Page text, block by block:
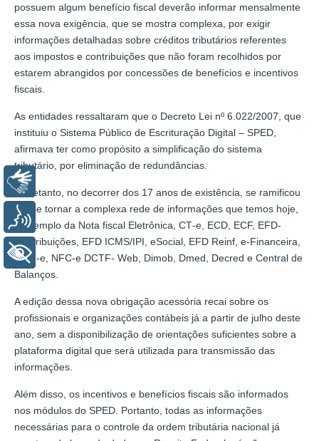
possuem algum benefício fiscal deverão informar mensalmente
essa nova exigência, que se mostra complexa, por exigir
informações detalhadas sobre créditos tributários referentes
aos impostos e contribuições que não foram recolhidos por
estarem abrangidos por concessões de benefícios e incentivos
fiscais.
As entidades ressaltaram que o Decreto Lei nº 6.022/2007, que
instituiu o Sistema Público de Escrituração Digital – SPED,
afirmava ter como propósito a simplificação do sistema
tributário, por eliminação de redundâncias.
Entretanto, no decorrer dos 17 anos de existência, se ramificou
até se tornar a complexa rede de informações que temos hoje,
a exemplo da Nota fiscal Eletrônica, CT‐e, ECD, ECF, EFD‐
Contribuições, EFD ICMS/IPI, eSocial, EFD Reinf, e‐Financeira,
MDF‐e, NFC‐e DCTF‐ Web, Dimob, Dmed, Decred e Central de
Balanços.
A edição dessa nova obrigação acessória recai sobre os
profissionais e organizações contábeis já a partir de julho deste
ano, sem a disponibilização de orientações suficientes sobre a
plataforma digital que será utilizada para transmissão das
informações.
Além disso, os incentivos e benefícios fiscais são informados
nos módulos do SPED. Portanto, todas as informações
necessárias para o controle da ordem tributária nacional já
+ Acessibilidade